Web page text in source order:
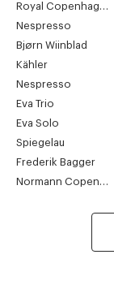
Royal Copenhagen
Nespresso
Bjørn Wiinblad
Kähler
Nespresso
Eva Trio
Eva Solo
Spiegelau
Frederik Bagger
Normann Copenhagen